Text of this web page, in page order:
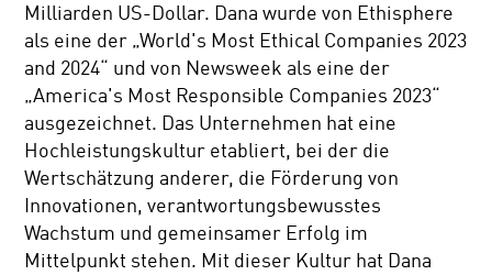
Milliarden US-Dollar. Dana wurde von Ethisphere
als eine der „World's Most Ethical Companies 2023
and 2024“ und von Newsweek als eine der
„America's Most Responsible Companies 2023“
ausgezeichnet. Das Unternehmen hat eine
Hochleistungskultur etabliert, bei der die
Wertschätzung anderer, die Förderung von
Innovationen, verantwortungsbewusstes
Wachstum und gemeinsamer Erfolg im
Mittelpunkt stehen. Mit dieser Kultur hat Dana